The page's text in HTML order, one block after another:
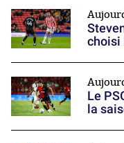
choisi
Le
la